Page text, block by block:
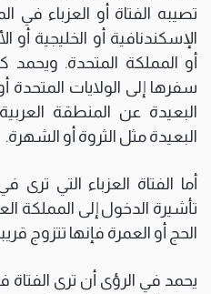
تصيبه الفتاة أو العزباء
الإسكندنافية أو الخليجية أو
أو المملكة المتحدة. ويحمد
سفرها إلى الولايات المتحدة
البعيدة عن المنطقة
البعيدة مثل الثروة أو الشهرة.
أما الفتاة العزباء التي
تأشيرة الدخول إلى المملكة
الحج أو العمرة فإنها تتزوج
يحمد في الرؤى أن ترى الفتاة